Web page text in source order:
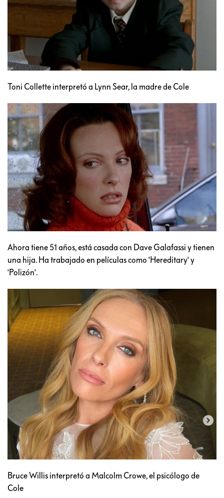
Toni Collette interpretó a Lynn Sear, la madre de Cole
Ahora tiene 51 años, está casada con Dave Galafassi y tienen
una hija. Ha trabajado en películas como 'Hereditary' y
'Polizón'.
Bruce Willis interpretó a Malcolm Crowe, el psicólogo de
Cole